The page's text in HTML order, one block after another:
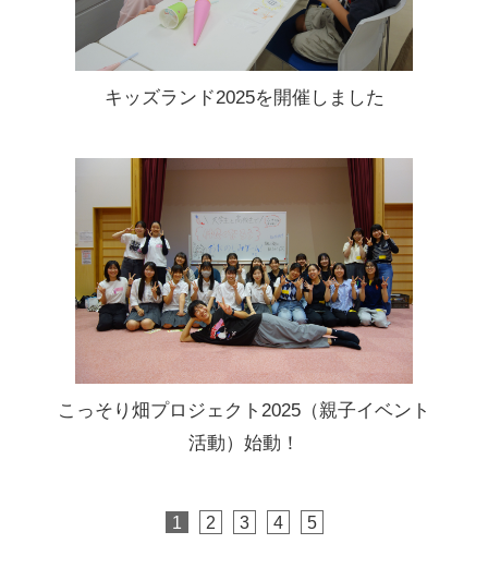
キッズランド2025を開催しました
こっそり畑プロジェクト2025（親子イベント
活動）始動！
1 2 3 4 5